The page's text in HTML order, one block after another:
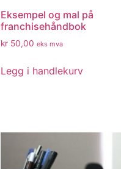
Eksempel og mal på
franchisehåndbok
kr 50,00 eks mva
Legg i handlekurv